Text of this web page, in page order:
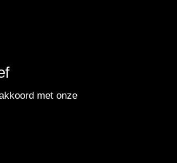
met onze